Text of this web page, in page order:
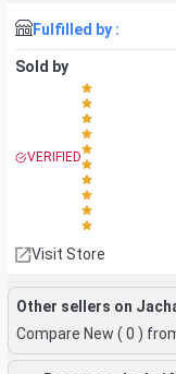
Fulfilled by :
Sold by
VERIFIED
Visit Store
Other sellers on
Compare New ( 0 )